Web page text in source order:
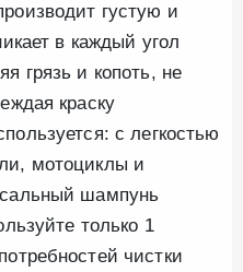
густую и
в каждый угол
грязь и копоть, не
краску
с легкостью
мотоциклы и
шампунь
только 1
чистки